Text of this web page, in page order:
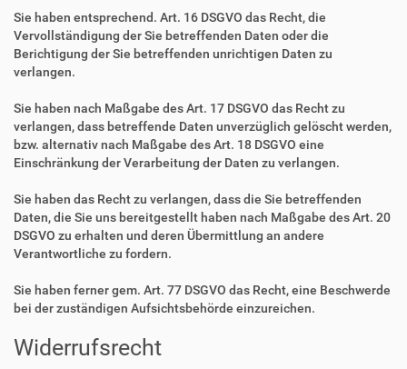
Sie haben entsprechend. Art. 16 DSGVO das Recht, die
Vervollständigung der Sie betreffenden Daten oder die
Berichtigung der Sie betreffenden unrichtigen Daten zu
verlangen.
Sie haben nach Maßgabe des Art. 17 DSGVO das Recht zu
verlangen, dass betreffende Daten unverzüglich gelöscht werden,
bzw. alternativ nach Maßgabe des Art. 18 DSGVO eine
Einschränkung der Verarbeitung der Daten zu verlangen.
Sie haben das Recht zu verlangen, dass die Sie betreffenden
Daten, die Sie uns bereitgestellt haben nach Maßgabe des Art. 20
DSGVO zu erhalten und deren Übermittlung an andere
Verantwortliche zu fordern.
Sie haben ferner gem. Art. 77 DSGVO das Recht, eine Beschwerde
bei der zuständigen Aufsichtsbehörde einzureichen.
Widerrufsrecht